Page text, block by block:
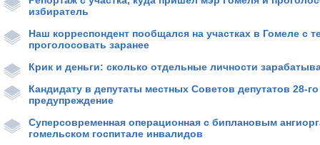
избиратель
Наш корреспондент пообщался на участках в Гомеле с
проголосовать заранее
Крик и деньги: сколько отдельные личности
Кандидату в депутаты местных Советов депутатов 28-
предупреждение
Суперсовременная операционная с биплановым
гомельском госпитале инвалидов